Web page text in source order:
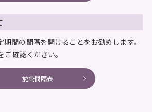
間の間隔を開けることをお勧めします。
確認ください。
施術間隔表